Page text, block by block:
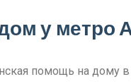
у метро
помощь на дому в